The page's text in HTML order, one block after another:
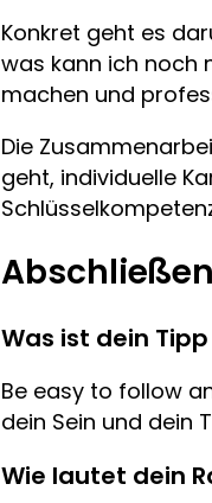
Konkret geht es
was kann ich noch
machen und
Die
geht, individuelle
Was ist dein
Be easy to follow
dein Sein und dein
Wie lautet dein